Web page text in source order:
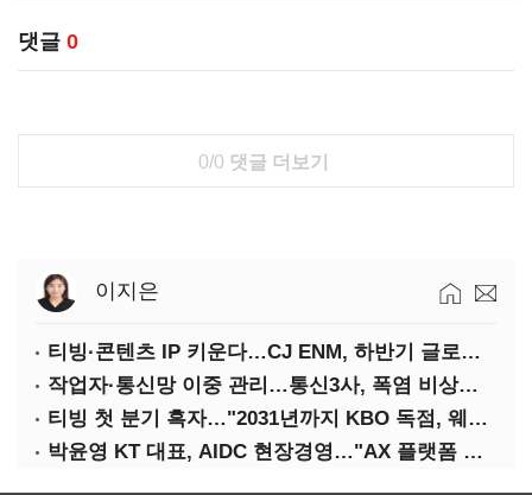
댓글 0
0/0 댓글 더보기
이지은
티빙·콘텐츠 IP 키운다…CJ ENM, 하반기 글로벌 확장 가속
작업자·통신망 이중 관리…통신3사, 폭염 비상대응 돌입
티빙 첫 분기 흑자…"2031년까지 KBO 독점, 웨이브 합병도 속도"
박윤영 KT 대표, AIDC 현장경영…"AX 플랫폼 핵심 인프라로 키운다"